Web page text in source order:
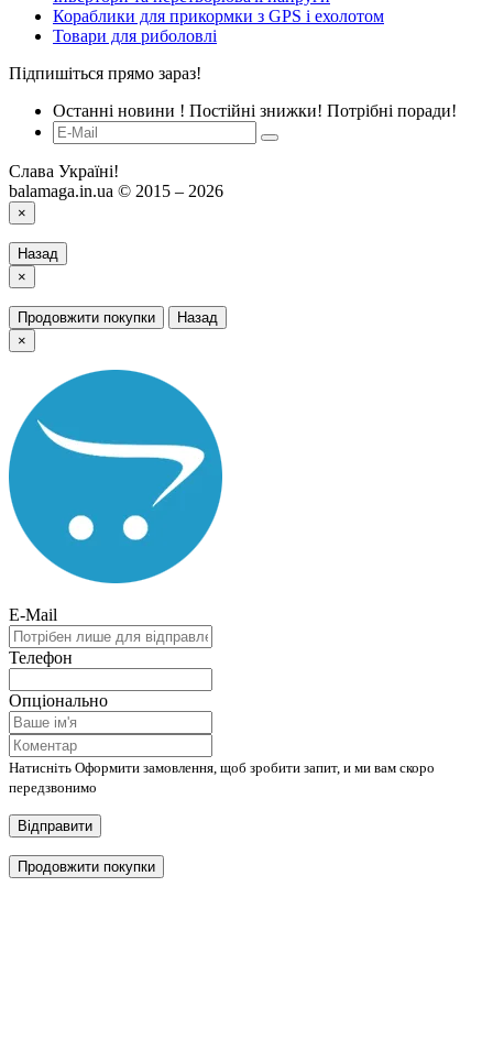
Кораблики для прикормки з GPS і ехолотом
Товари для риболовлі
Підпишіться прямо зараз!
Останні новини ! Постійні знижки! Потрібні поради!
Слава Україні!
balamaga.in.ua © 2015 – 2026
×
Назад
×
Продовжити покупки
Назад
×
E-Mail
Телефон
Опціонально
Натисніть Оформити замовлення, щоб зробити запит, и ми вам скоро
передзвонимо
Відправити
Продовжити покупки